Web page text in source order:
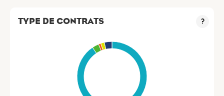
TYPE DE CONTRATS ?